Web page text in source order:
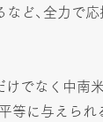
、全力で応
でなく中
に与えら